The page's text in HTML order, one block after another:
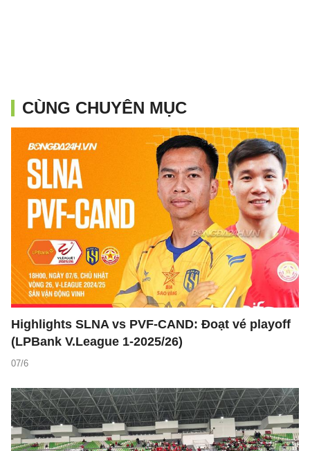
CÙNG CHUYÊN MỤC
Highlights SLNA vs PVF-CAND: Đoạt vé playoff
(LPBank V.League 1-2025/26)
07/6